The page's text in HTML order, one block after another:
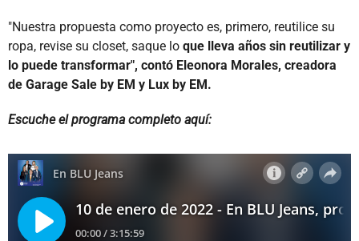
"Nuestra propuesta como proyecto es, primero, reutilice su
ropa, revise su closet, saque lo que lleva años sin reutilizar y
lo puede transformar", contó Eleonora Morales, creadora
de Garage Sale by EM y Lux by EM.
Escuche el programa completo aquí: